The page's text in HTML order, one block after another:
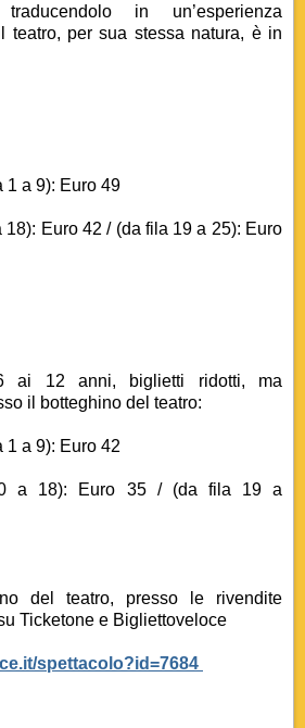
traducendolo in un’esperienza
teatro, per sua stessa natura, è in
1 a 9): Euro 49
18): Euro 42 / (da fila 19 a 25): Euro
ai 12 anni, biglietti ridotti, ma
il botteghino del teatro:
1 a 9): Euro 42
a 18): Euro 35 / (da fila 19 a
del teatro, presso le rivendite
Ticketone e Bigliettoveloce
spettacolo?id=7684